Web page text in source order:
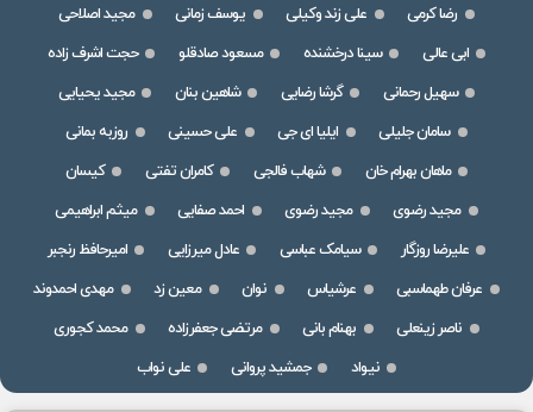
رضا کرمی
علی زند وکیلی یوسف زمانی
مجید اصلاحی
ابی عالی
سینا درخشنده مسعود صادقلو
حجت اشرف زاده
سهیل رحمانی
گرشا رضایی شاهین بنان
مجید یحیایی
سامان جلیلی
ایلیا ای جی علی حسینی
روزبه بمانی
ماهان بهرام خان
شهاب فالجی کامران تفتی
کیسان
مجید رضوی
مجید رضوی احمد صفایی
میثم ابراهیمی
علیرضا روزگار
سیامک عباسی عادل میرزایی
امیرحافظ رنجبر
عرفان طهماسبی
عرشیاس نوان معین زد
مهدی احمدوند
ناصر زینعلی
بهنام بانی مرتضی جعفرزاده
محمد کجوری
نیواد
جمشید پروانی علی نواب